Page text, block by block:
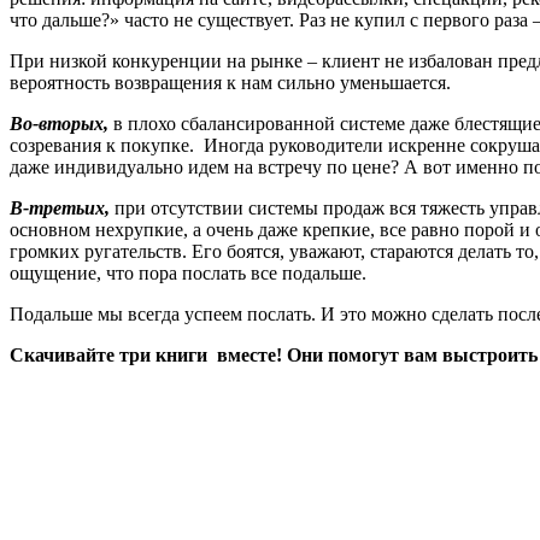
что дальше?» часто не существует. Раз не купил с первого
При низкой конкуренции на рынке – клиент не избалован
вероятность возвращения к нам сильно уменьшается.
Во-вторых, в плохо сбалансированной системе даже
созревания к покупке. Иногда руководители искренне
даже индивидуально идем на встречу по цене? А вот именно
В-третьих, при отсутствии системы продаж вся тяжесть
основном нехрупкие, а очень даже крепкие, все равно порой
громких ругательств. Его боятся, уважают, стараются делать
ощущение, что пора послать все подальше.
Подальше мы всегда успеем послать. И это можно сделать
Скачивайте три книги вместе! Они помогут вам